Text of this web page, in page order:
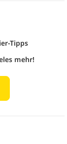
Tipps
mehr!